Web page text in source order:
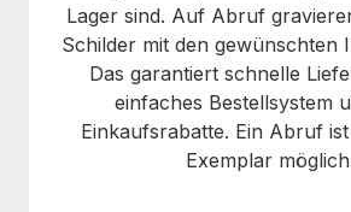
Lager sind. Auf Abruf
Schilder mit den gewünschten
Das garantiert schnelle
einfaches Bestellsystem
Einkaufsrabatte. Ein Abruf
Exemplar